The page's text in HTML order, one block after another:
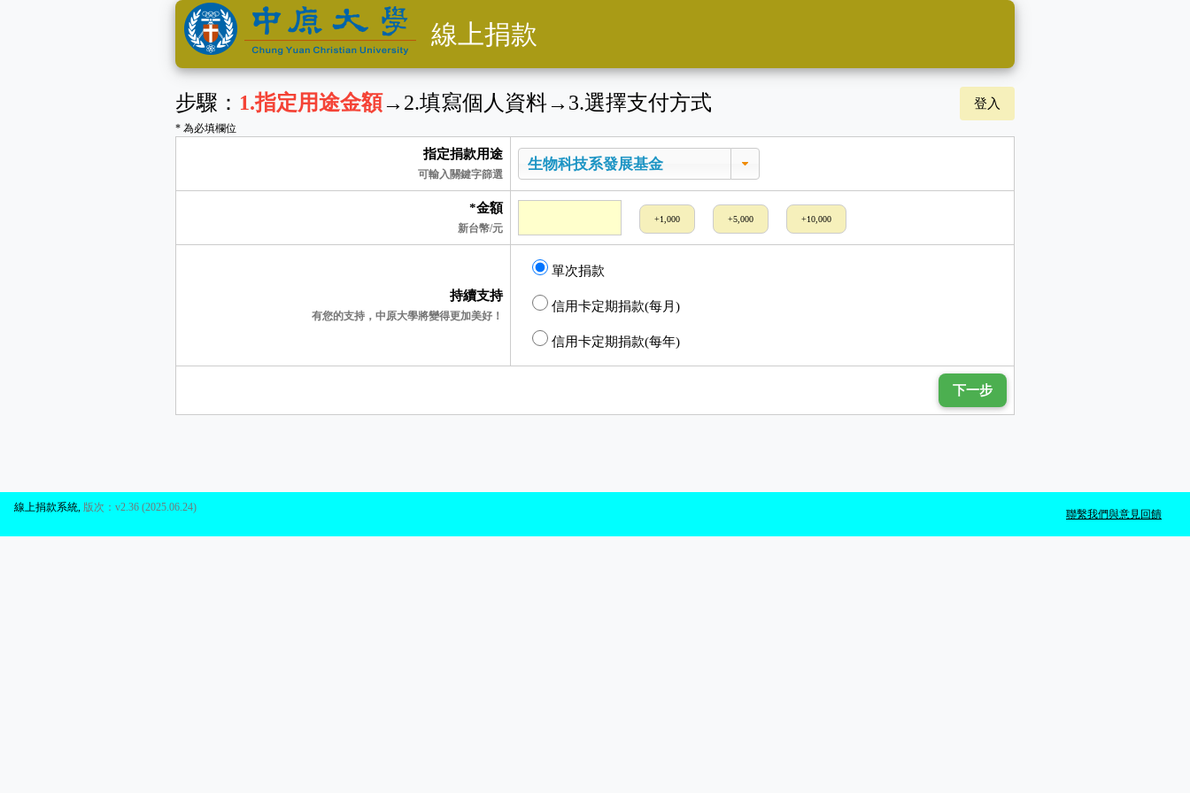
線上捐款
步驟： 1.指定用途金額→ 2.填寫個人資料→ 3.選擇支付方式 登入
* 為必填欄位
指定捐款用途
可輸入關鍵字篩選
*金額
新台幣/元
+1,000 +5,000 +10,000
持續支持
有您的支持，中原大學將變得更加美好！
單次捐款
信用卡定期捐款(每月)
信用卡定期捐款(每年)
下一步
聯繫我們與意見回饋
線上捐款系統 版次：v2.36 (2025.06.24)